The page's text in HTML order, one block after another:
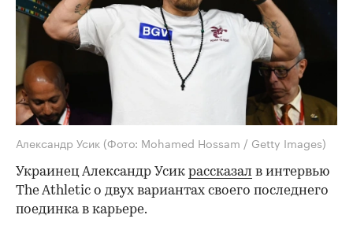
Александр Усик (Фото: Mohamed Hossam / Getty Images)
Украинец Александр Усик рассказал в интервью
The Athletic о двух вариантах своего последнего
поединка в карьере.